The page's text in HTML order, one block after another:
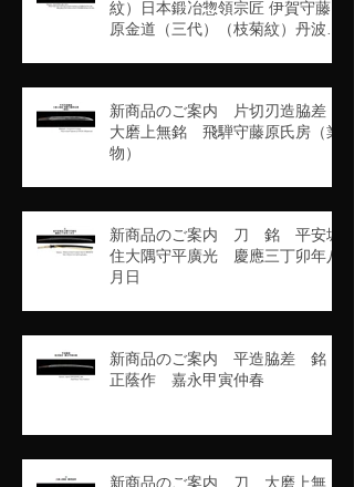
紋）日本鍛冶惣領宗匠 伊賀守藤
原金道（三代）（枝菊紋）丹波守
新商品のご案内 片切刃造脇差
大磨上無銘 飛騨守藤原氏房（業
物）
新商品のご案内 刀 銘 平安城
住大隅守平廣光 慶應三丁卯年八
月日
新商品のご案内 平造脇差 銘
正蔭作 嘉永甲寅仲春
新商品のご案内 刀 大磨上無